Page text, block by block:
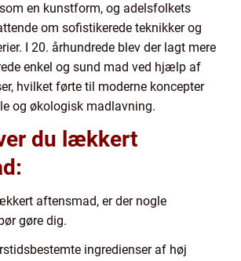
en kunstform, og adelsfolkets
om sofistikerede teknikker og
I 20. århundrede blev der lagt mere
enkel og sund mad ved hjælp af
hvilket førte til moderne koncepter
og økologisk madlavning.
du lækkert
aftensmad, er der nogle
gøre dig.
ingredienser af høj